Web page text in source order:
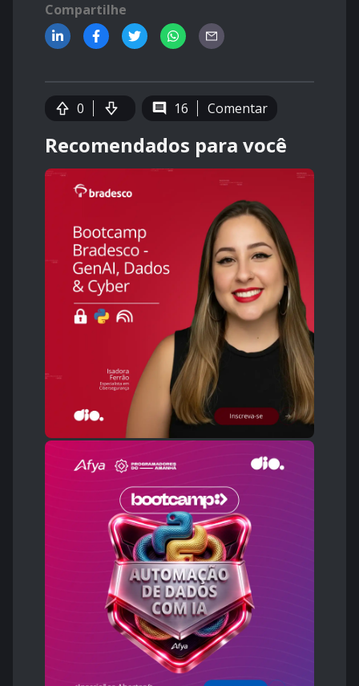
Compartilhe
0 16 Comentar
Recomendados para você